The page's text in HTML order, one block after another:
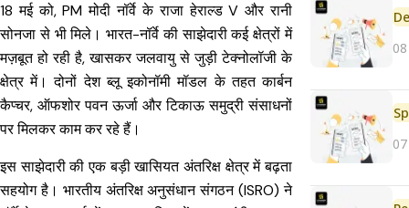
18 मई को, PM मोदी नॉर्वे के राजा हेराल्ड V और रानी
सोनजा से भी मिले। भारत-नॉर्वे की साझेदारी कई क्षेत्रों में
मज़बूत हो रही है, खासकर जलवायु से जुड़ी टेक्नोलॉजी के
क्षेत्र में। दोनों देश ब्लू इकोनॉमी मॉडल के तहत कार्बन
कैप्चर, ऑफशोर पवन ऊर्जा और टिकाऊ समुद्री संसाधनों
पर मिलकर काम कर रहे हैं।
इस साझेदारी की एक बड़ी खासियत अंतरिक्ष क्षेत्र में बढ़ता
सहयोग है। भारतीय अंतरिक्ष अनुसंधान संगठन (ISRO) ने